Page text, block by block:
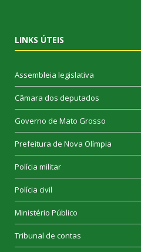
LINKS ÚTEIS
Assembleia legislativa
Câmara dos deputados
Governo de Mato Grosso
Prefeitura de Nova Olímpia
Polícia militar
Polícia civil
Ministério Público
Tribunal de contas